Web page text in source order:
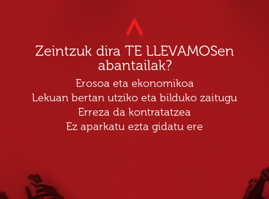
Zeintzuk dira TE LLEVAMOSen
abantailak?
Erosoa eta ekonomikoa
Lekuan bertan utziko eta bilduko zaitugu
Erreza da kontratatzea
Ez aparkatu ezta gidatu ere